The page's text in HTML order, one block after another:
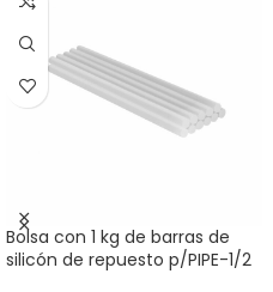
Bolsa con 1 kg de barras de
silicón de repuesto p/PIPE-1/2